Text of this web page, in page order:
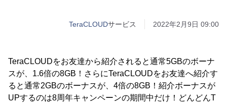
TeraCLOUDサービス 2022年2月9日 09:00
TeraCLOUDをお友達から紹介されると通常5GBのボーナ
スが、1.6倍の8GB！さらにTeraCLOUDをお友達へ紹介す
ると通常2GBのボーナスが、4倍の8GB！紹介ボーナスが
UPするのは8周年キャンペーンの期間中だけ！どんどんT